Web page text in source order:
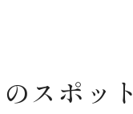
スポット